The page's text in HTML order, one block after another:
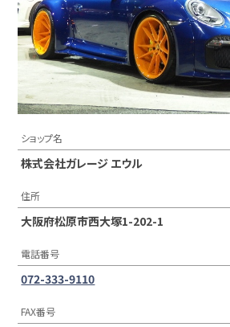
ショップ名
株式会社ガレージ エウル
住所
大阪府松原市西大塚1-202-1
電話番号
072-333-9110
FAX番号